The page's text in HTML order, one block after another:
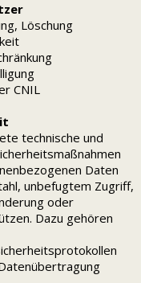
Löschung
CNIL
technische und
Daten
unbefugtem Zugriff,
oder
Dazu gehören